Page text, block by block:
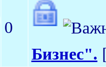
0
Бизнес".